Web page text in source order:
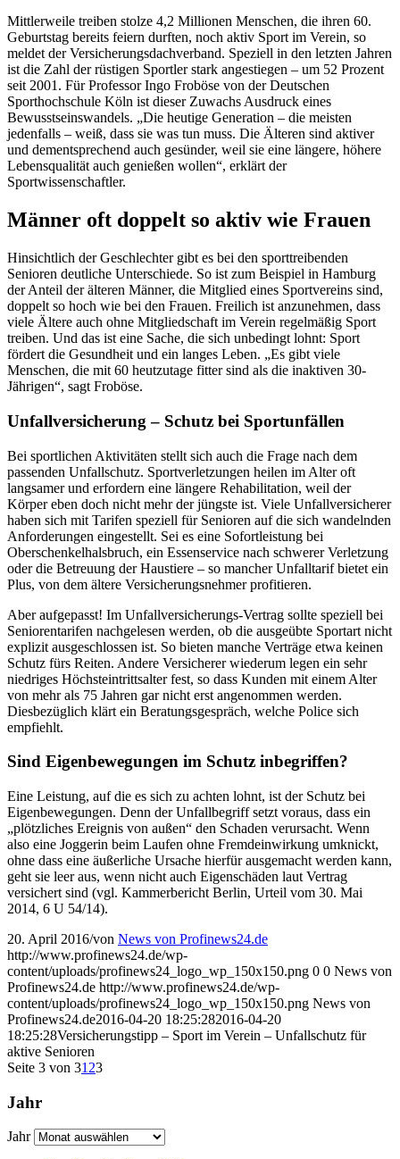
Mittlerweile treiben stolze 4,2 Millionen Menschen, die ihren 60.
Geburtstag bereits feiern durften, noch aktiv Sport im Verein, so
meldet der Versicherungsdachverband. Speziell in den letzten Jahren
ist die Zahl der rüstigen Sportler stark angestiegen – um 52 Prozent
seit 2001. Für Professor Ingo Froböse von der Deutschen
Sporthochschule Köln ist dieser Zuwachs Ausdruck eines
Bewusstseinswandels. „Die heutige Generation – die meisten
jedenfalls – weiß, dass sie was tun muss. Die Älteren sind aktiver
und dementsprechend auch gesünder, weil sie eine längere, höhere
Lebensqualität auch genießen wollen“, erklärt der
Sportwissenschaftler.
Männer oft doppelt so aktiv wie Frauen
Hinsichtlich der Geschlechter gibt es bei den sporttreibenden
Senioren deutliche Unterschiede. So ist zum Beispiel in Hamburg
der Anteil der älteren Männer, die Mitglied eines Sportvereins sind,
doppelt so hoch wie bei den Frauen. Freilich ist anzunehmen, dass
viele Ältere auch ohne Mitgliedschaft im Verein regelmäßig Sport
treiben. Und das ist eine Sache, die sich unbedingt lohnt: Sport
fördert die Gesundheit und ein langes Leben. „Es gibt viele
Menschen, die mit 60 heutzutage fitter sind als die inaktiven 30-
Jährigen“, sagt Froböse.
Unfallversicherung – Schutz bei Sportunfällen
Bei sportlichen Aktivitäten stellt sich auch die Frage nach dem
passenden Unfallschutz. Sportverletzungen heilen im Alter oft
langsamer und erfordern eine längere Rehabilitation, weil der
Körper eben doch nicht mehr der jüngste ist. Viele Unfallversicherer
haben sich mit Tarifen speziell für Senioren auf die sich wandelnden
Anforderungen eingestellt. Sei es eine Sofortleistung bei
Oberschenkelhalsbruch, ein Essenservice nach schwerer Verletzung
oder die Betreuung der Haustiere – so mancher Unfalltarif bietet ein
Plus, von dem ältere Versicherungsnehmer profitieren.
Aber aufgepasst! Im Unfallversicherungs-Vertrag sollte speziell bei
Seniorentarifen nachgelesen werden, ob die ausgeübte Sportart nicht
explizit ausgeschlossen ist. So bieten manche Verträge etwa keinen
Schutz fürs Reiten. Andere Versicherer wiederum legen ein sehr
niedriges Höchsteintrittsalter fest, so dass Kunden mit einem Alter
von mehr als 75 Jahren gar nicht erst angenommen werden.
Diesbezüglich klärt ein Beratungsgespräch, welche Police sich
empfiehlt.
Sind Eigenbewegungen im Schutz inbegriffen?
Eine Leistung, auf die es sich zu achten lohnt, ist der Schutz bei
Eigenbewegungen. Denn der Unfallbegriff setzt voraus, dass ein
„plötzliches Ereignis von außen“ den Schaden verursacht. Wenn
also eine Joggerin beim Laufen ohne Fremdeinwirkung umknickt,
ohne dass eine äußerliche Ursache hierfür ausgemacht werden kann,
geht sie leer aus, wenn nicht auch Eigenschäden laut Vertrag
versichert sind (vgl. Kammerbericht Berlin, Urteil vom 30. Mai
2014, 6 U 54/14).
20. April 2016/von News von Profinews24.de
http://www.profinews24.de/wp-
content/uploads/profinews24_logo_wp_150x150.png 0 0 News von
Profinews24.de http://www.profinews24.de/wp-
content/uploads/profinews24_logo_wp_150x150.png News von
Profinews24.de2016-04-20 18:25:282016-04-20
18:25:28Versicherungstipp – Sport im Verein – Unfallschutz für
aktive Senioren
Seite 3 von 31 23
Jahr
Jahr